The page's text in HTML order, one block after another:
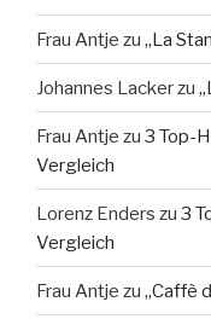
Frau Antje zu „La
Johannes Lackerzu
Frau Antje zu 3 Top-
Vergleich
Lorenz Enders zu 3
Vergleich
Frau Antje zu „Caffè